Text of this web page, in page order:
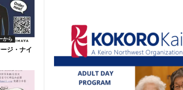
から
ジ・ナイ